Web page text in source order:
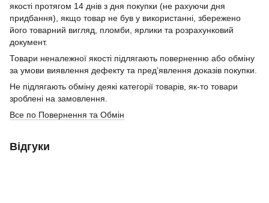
якості протягом 14 днів з дня покупки (не рахуючи дня
придбання), якщо товар не був у використанні, збережено
його товарний вигляд, пломби, ярлики та розрахунковий
документ.
Товари неналежної якості підлягають поверненню або обміну
за умови виявлення дефекту та пред’явлення доказів покупки.
Не підлягають обміну деякі категорії товарів, як-то товари
зроблені на замовлення.
Все по Повернення та Обмін
Відгуки